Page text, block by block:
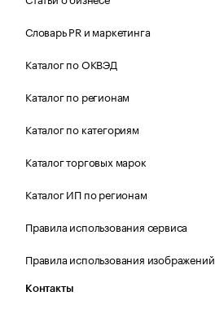
Словарь PR и маркетинга
Каталог по ОКВЭД
Каталог по регионам
Каталог по категориям
Каталог торговых марок
Каталог ИП по регионам
Правила использования сервиса
Правила использования изображений
Контакты